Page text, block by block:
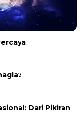
Dari Pikiran